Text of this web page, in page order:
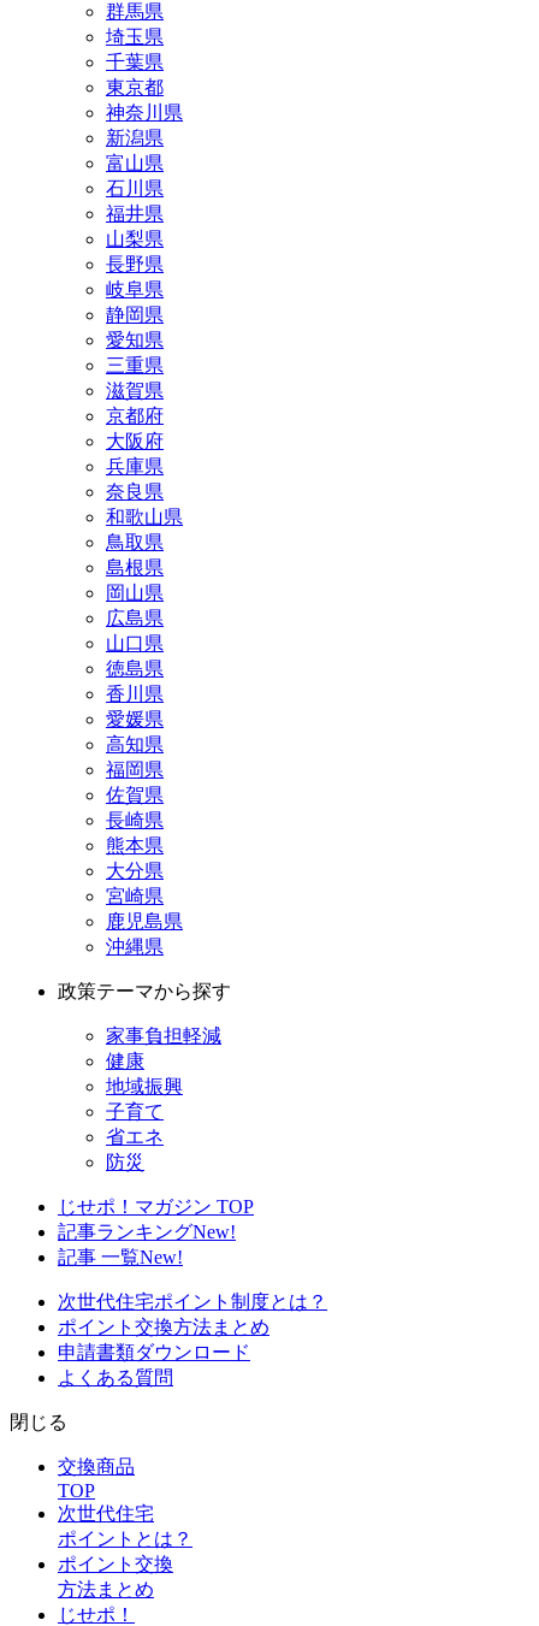
群馬県
埼玉県
千葉県
東京都
神奈川県
新潟県
富山県
石川県
福井県
山梨県
長野県
岐阜県
静岡県
愛知県
三重県
滋賀県
京都府
大阪府
兵庫県
奈良県
和歌山県
鳥取県
島根県
岡山県
広島県
山口県
徳島県
香川県
愛媛県
高知県
福岡県
佐賀県
長崎県
熊本県
大分県
宮崎県
鹿児島県
沖縄県
政策テーマから探す
家事負担軽減
健康
地域振興
子育て
省エネ
防災
じせポ！マガジン TOP
記事ランキングNew!
記事 一覧New!
次世代住宅ポイント制度とは？
ポイント交換方法まとめ
申請書類ダウンロード
よくある質問
閉じる
交換商品
TOP
次世代住宅
ポイントとは？
ポイント交換
方法まとめ
じせポ！